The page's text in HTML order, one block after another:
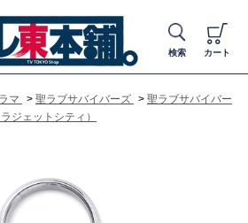
検索 カート
マ > 聖ラブサバイバーズ > 聖ラブサバイバー
ジェットシティ）